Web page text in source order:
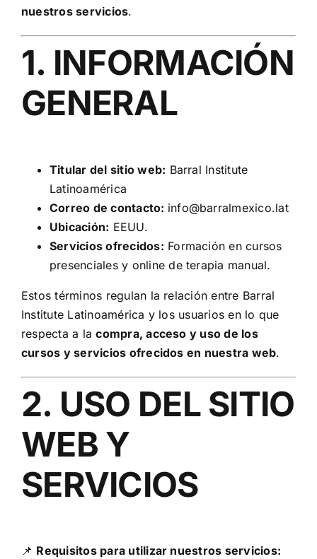
nuestros servicios.
1. INFORMACIÓN
GENERAL
Titular del sitio web: Barral Institute
Latinoamérica
Correo de contacto: info@barralmexico.lat
Ubicación: EEUU.
Servicios ofrecidos: Formación en cursos
presenciales y online de terapia manual.
Estos términos regulan la relación entre Barral
Institute Latinoamérica y los usuarios en lo que
respecta a lacompra, acceso y uso de los
cursos y servicios ofrecidos en nuestra web.
2. USO DEL SITIO
WEB Y
SERVICIOS
📌 Requisitos para utilizar nuestros servicios: